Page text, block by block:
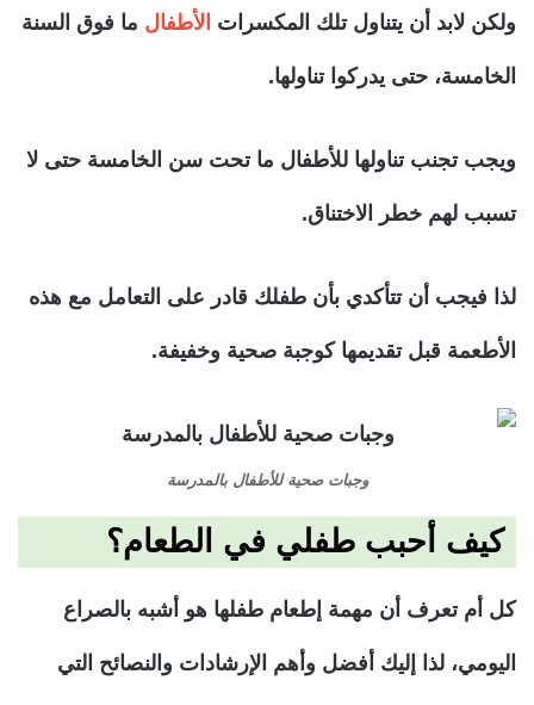
ولكن لابد أن يتناول تلك المكسرات الأطفال ما فوق السنة
الخامسة، حتى يدركوا تناولها.
ويجب تجنب تناولها للأطفال ما تحت سن الخامسة حتى لا
تسبب لهم خطر الاختناق.
لذا فيجب أن تتأكدي بأن طفلك قادر على التعامل مع هذه
الأطعمة قبل تقديمها كوجبة صحية وخفيفة.
وجبات صحية للأطفال بالمدرسة
كيف أحبب طفلي في الطعام؟
كل أم تعرف أن مهمة إطعام طفلها هو أشبه بالصراع
اليومي، لذا إليك أفضل وأهم الإرشادات والنصائح التي